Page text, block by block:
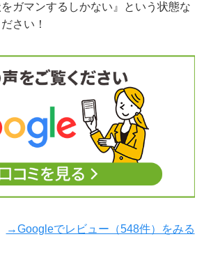
ガマンするしかない』という状態な
さい！
→Googleでレビュー（548件）をみる